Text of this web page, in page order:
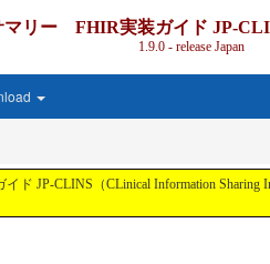
リー FHIR実装ガイド JP-
1.9.0 - release Japan
CLINS（CLinical Information Sharing